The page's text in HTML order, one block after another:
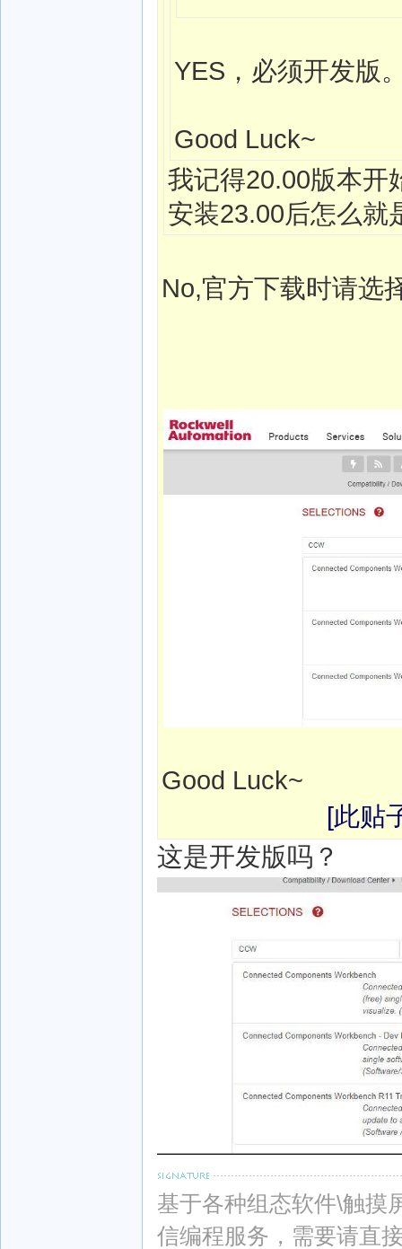
YES，必须开发版
Good Luck~
我记得20.00版本开
安装23.00后怎么就
No,官方下载时请选
Good Luck~
[此贴
这是开发版吗？
基于各种组态软件\触摸
信编程服务，需要请直